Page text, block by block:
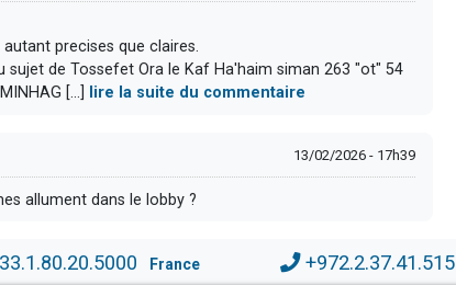
precises que claires.
de Tossefet Ora le Kaf Ha'haim siman 263 "ot" 54
[...]
lire la suite du commentaire
13/02/2026 - 17h39
allument dans le lobby ?
France +972.2.37.41.515